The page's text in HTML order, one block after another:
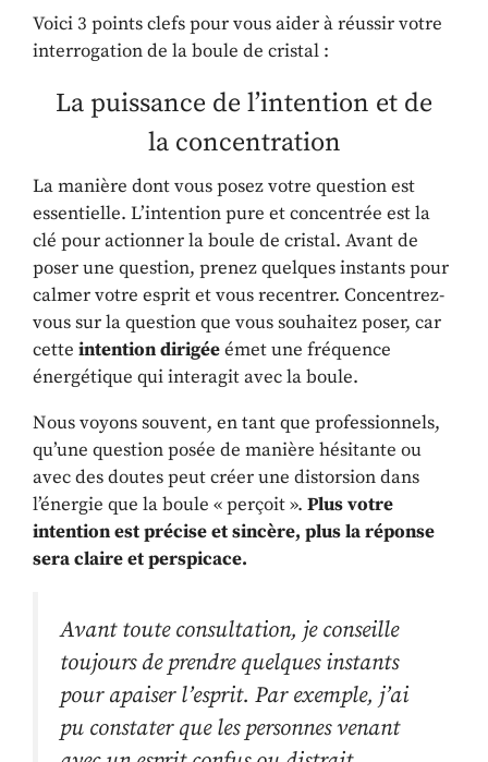
Voici 3 points clefs pour vous aider à réussir votre
interrogation de la boule de cristal :
La puissance de l’intention et de
la concentration
La manière dont vous posez votre question est
essentielle. L’intention pure et concentrée est la
clé pour actionner la boule de cristal. Avant de
poser une question, prenez quelques instants pour
calmer votre esprit et vous recentrer. Concentrez-
vous sur la question que vous souhaitez poser, car
cette intention dirigéeémet une fréquence
énergétique qui interagit avec la boule.
Nous voyons souvent, en tant que professionnels,
qu’une question posée de manière hésitante ou
avec des doutes peut créer une distorsion dans
l’énergie que la boule « perçoit ». Plus votre
intention est précise et sincère, plus la réponse
sera claire et perspicace.
Avant toute consultation, je conseille
toujours de prendre quelques instants
pour apaiser l’esprit. Par exemple, j’ai
pu constater que les personnes venant